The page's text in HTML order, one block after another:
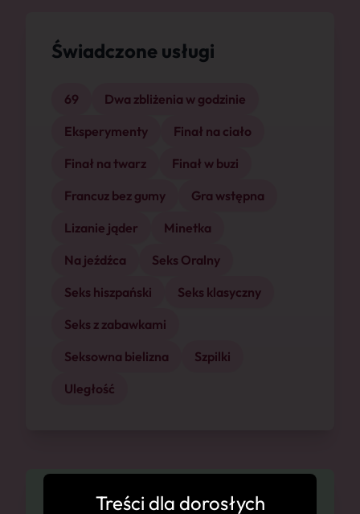
Świadczone usługi
69
Dwa zbliżenia w godzinie
Eksperymenty
Finał na ciało
Finał na twarz
Finał w buzi
Francuz bez gumy
Gra wstępna
Lizanie jąder
Minetka
Na jeźdźca
Seks Oralny
Seks hiszpański
Seks klasyczny
Seks z zabawkami
Seksowna bielizna
Szpilki
Uległość
Dostępność
Treści dla dorosłych